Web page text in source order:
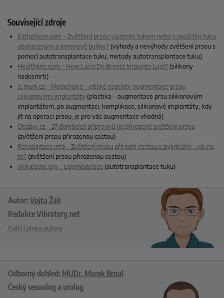
Související zdroje
Estheticon.com – Zvětšení prsou vlastním tukem nebo s použitím tuku
obohaceným o kmenové buňky?(výhody a nevýhody zvětšení prsou s
pomocí autotransplantace tuku, metody autotransplantace tuku)
Healthline.com – How Long Do Breast Implants Last?(silikony
nadosmrti)
Is.muni.cz – Medicínsko – etické aspekty augmentace prsou
silikonovými implantáty(plastika – augmentace prsu silikonovým
implantátem, po augmentaci, komplikace, silikonové implantáty, kdy
jít na operaci prsou, je pro vás augmentace vhodná)
Otazky.cz – 27 domácích přípravků na přirozené zvětšení prsou
(zvětšení prsou přirozenou cestou)
Rehabilitace.info – Zvětšení prsou přírodní cestou a bylinkami – jak na
to?(zvětšení prsou přirozenou cestou)
Wikipedia.org – Lipomodelace (autotransplantace tuku)
Autor: Vojta Žák
Redakce Vibratory.net
Další články autora
Odborný dohled: MUDr. Marek Broul
Český sexuolog a urolog